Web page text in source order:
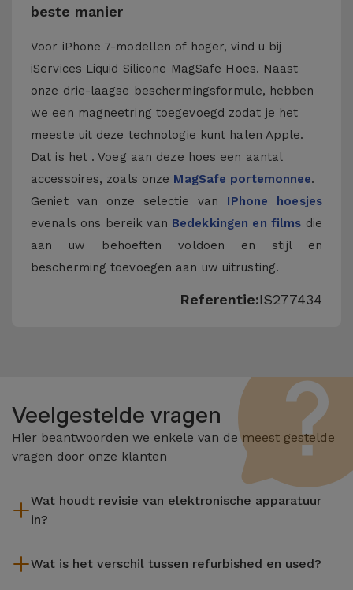
beste manier
Voor iPhone 7-modellen of hoger, vind u bij
iServices Liquid Silicone MagSafe Hoes. Naast
onze drie-laagse beschermingsformule, hebben
we een magneetring toegevoegd zodat je het
meeste uit deze technologie kunt halen Apple.
Dat is het . Voeg aan deze hoes een aantal
accessoires, zoals onze MagSafe portemonnee.
Geniet van onze selectie van IPhone hoesjes
evenals ons bereik van Bedekkingen en films die
aan uw behoeften voldoen en stijl en
bescherming toevoegen aan uw uitrusting.
Referentie:IS277434
Veelgestelde vragen
Hier beantwoorden we enkele van de meest gestelde
vragen door onze klanten
Wat houdt revisie van elektronische apparatuur
in?
reiniging, en niet te vergeten het repareren van elk defect
Wat is het verschil tussen refurbished en used?